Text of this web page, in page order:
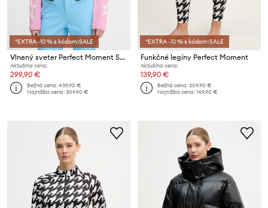
*EXTRA -10 % s kódom:SALE
Vlnený sveter Perfect Moment Star Dust
Aktuálna cena:
299,90 €
Bežná cena:439,90 €
Najnižšia cena:309,90 €
*EXTRA -10 % s kódom:SALE
Funkčné legíny Perfect Moment
Aktuálna cena:
139,90 €
Bežná cena:209,90 €
Najnižšia cena:149,90 €